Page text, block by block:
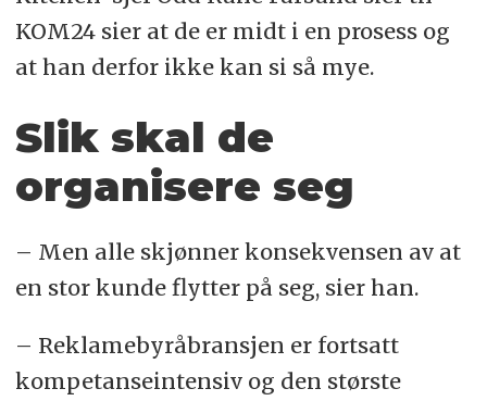
KOM24 sier at de er midt i en prosess og
at han derfor ikke kan si så mye.
Slik skal de
organisere seg
– Men alle skjønner konsekvensen av at
en stor kunde flytter på seg, sier han.
– Reklamebyråbransjen er fortsatt
kompetanseintensiv og den største